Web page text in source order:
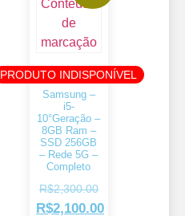
PRODUTO INDISPONÍVEL
Samsung –
i5-
10°Geração –
8GB Ram –
SSD 256GB
– Rede 5G –
Completo
R$2,300.00
R$2,100.00